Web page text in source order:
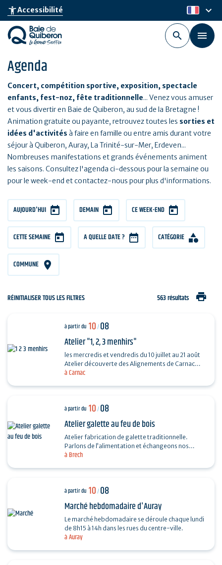
Aller
au
contenu
principal
accessibility_newAccessibilité fr
keyboard_arrow_down
Agenda
Concert, compétition sportive, exposition, spectacle
enfants, fest-noz, fête traditionnelle... Venez vous amuser
et vous divertir en Baie de Quiberon, au sud de la Bretagne !
Animation gratuite ou payante, retrouvez toutes les sorties et
idées d'activités à faire en famille ou entre amis durant votre
séjour à Quiberon, Auray, La Trinité-sur-Mer, Erdeven...
Nombreuses manifestations et grands événements animent
les saisons. Consultez l'agenda ci-dessous pour la semaine ou
pour le week-end et contactez-nous pour plus d'informations.
AUJOURD'HUI DEMAIN CE WEEK-END
CETTE SEMAINE A QUELLE DATE ? CATÉGORIE
COMMUNE
RÉINITIALISER TOUS LES FILTRES 563 résultats print
à Carnac
à partir du 10/08
Atelier "1, 2, 3 menhirs"
les mercredis et vendredis du 10 juillet au 21 août
Atelier découverte des Alignements de Carnac
destiné aux enfants de 4 à 6 ans en compagnie
à Brech
à partir du 10/08
Atelier galette au feu de bois
Atelier fabrication de galette traditionnelle.
Parlons de l’alimentation et échangeons nos
recettes autour de la galette. Fabrication, cuisson
à Auray
à partir du 10/08
Marché hebdomadaire d'Auray
Le marché hebdomadaire se déroule chaque lundi
de 8h15 à 14h dans les rues du centre-ville.